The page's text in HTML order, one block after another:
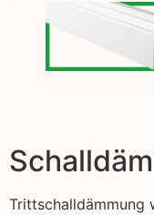
Trittschalldämmung